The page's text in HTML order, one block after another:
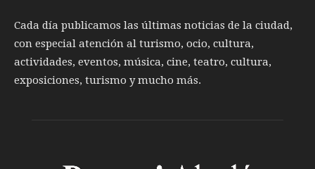
Cada día publicamos las últimas noticias de la ciudad,
con especial atención al turismo, ocio, cultura,
actividades, eventos, música, cine, teatro, cultura,
exposiciones, turismo y mucho más.